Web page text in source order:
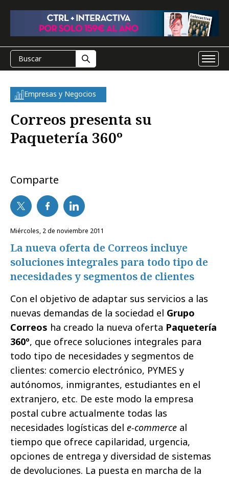
Empresas y Negocios
Correos presenta su
Paquetería 360º
Comparte
miércoles, 2 de noviembre 2011
La nueva oferta de Correos incluye
soluciones integrales para todo tipo de
necesidades y segmentos de clientes
Con el objetivo de adaptar sus servicios a las
nuevas demandas de la sociedad el Grupo
Correos ha creado la nueva oferta Paquetería
360º, que ofrece soluciones integrales para
todo tipo de necesidades y segmentos de
clientes: comercio electrónico, PYMES y
autónomos, inmigrantes, estudiantes en el
extranjero, etc. De este modo la empresa
postal cubre actualmente todas las
necesidades logísticas del e-commerce al
tiempo que ofrece capilaridad, urgencia,
opciones de entrega y diversidad de sistemas
de devoluciones. La puesta en marcha de la